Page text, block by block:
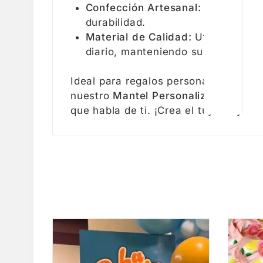
Confección Artesanal: Una vez
durabilidad.
Material de Calidad: Utilizamos
diario, manteniendo su belleza a
Ideal para regalos personalizados,
nuestro Mantel Personalizado
que habla de ti. ¡Crea el tuyo hoy!